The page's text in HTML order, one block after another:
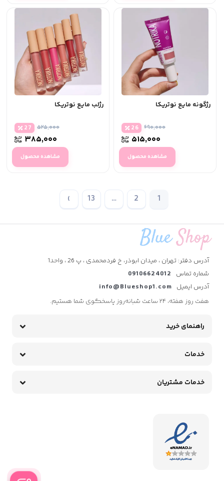
رژگونه مایع نوتریکا
۶۹۰,۰۰۰
۵۱۵,۰۰۰
26
مشاهده محصول
رژلب مایع نوتریکا
۵۲۵,۰۰۰
۳۸۵,۰۰۰
27
مشاهده محصول
1
2
…
13
›
آدرس دفتر: تهران ، میدان ابوذر، خ فردمحمدی ، پ 26 ، واحد1
شماره تماس 09106624012
آدرس ایمیل info@Blueshop1.com
هفت روز هفته، ۲۴ ساعت شبانه‌روز پاسخگوی شما هستیم.
راهنمای خرید
خدمات
خدمات مشتریان